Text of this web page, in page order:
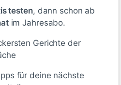
testen, dann schon ab
im Jahresabo.
Gerichte der
für deine nächste
aus
Zucchini
halbieren und